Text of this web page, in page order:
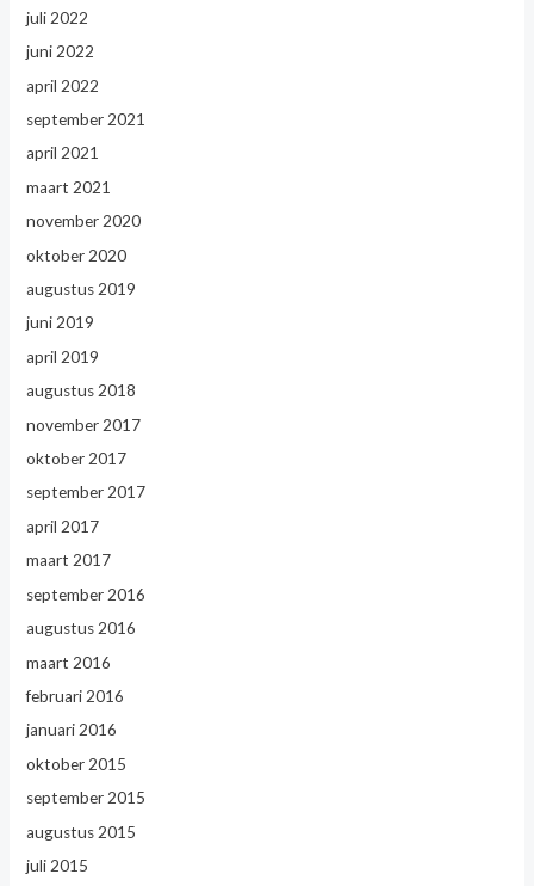
juli 2022
juni 2022
april 2022
september 2021
april 2021
maart 2021
november 2020
oktober 2020
augustus 2019
juni 2019
april 2019
augustus 2018
november 2017
oktober 2017
september 2017
april 2017
maart 2017
september 2016
augustus 2016
maart 2016
februari 2016
januari 2016
oktober 2015
september 2015
augustus 2015
juli 2015